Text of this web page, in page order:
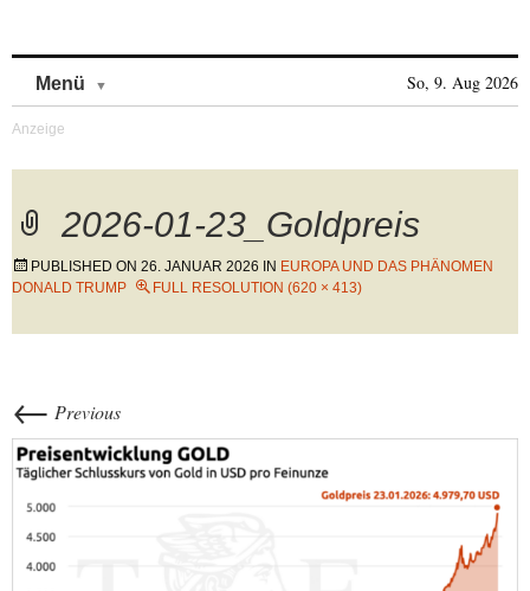
Menü So, 9. Aug 2026
2026-01-23_Goldpreis
PUBLISHED ON 26. JANUAR 2026 IN EUROPA UND DAS PHÄNOMEN
DONALD TRUMP
FULL RESOLUTION (620 × 413)
← Previous